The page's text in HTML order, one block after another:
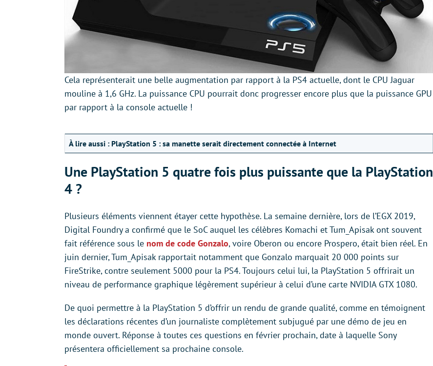
Cela représenterait une belle augmentation par rapport à la PS4 actuelle, dont le CPU Jaguar
mouline à 1,6 GHz. La puissance CPU pourrait donc progresser encore plus que la puissance GPU
par rapport à la console actuelle !
À lire aussi : PlayStation 5 : sa manette serait directement connectée à Internet
Une PlayStation 5 quatre fois plus puissante que la PlayStation
4 ?
Plusieurs éléments viennent étayer cette hypothèse. La semaine dernière, lors de l’EGX 2019,
Digital Foundry a confirmé que le SoC auquel les célèbres Komachi et Tum_Apisak ont souvent
fait référence sous le nom de code Gonzalo, voire Oberon ou encore Prospero, était bien réel. En
juin dernier, Tum_Apisak rapportait notamment que Gonzalo marquait 20 000 points sur
FireStrike, contre seulement 5000 pour la PS4. Toujours celui lui, la PlayStation 5 offrirait un
niveau de performance graphique légèrement supérieur à celui d’une carte NVIDIA GTX 1080.
De quoi permettre à la PlayStation 5 d’offrir un rendu de grande qualité, comme en témoignent
les déclarations récentes d’un journaliste complètement subjugué par une démo de jeu en
monde ouvert. Réponse à toutes ces questions en février prochain, date à laquelle Sony
présentera officiellement sa prochaine console.